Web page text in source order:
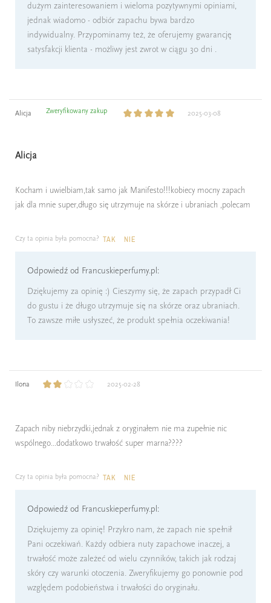
dużym zainteresowaniem i wieloma pozytywnymi opiniami,
jednak wiadomo - odbiór zapachu bywa bardzo
indywidualny. Przypominamy też, że oferujemy gwarancję
satysfakcji klienta - możliwy jest zwrot w ciągu 30 dni .
Alicja Zweryfikowany zakup 2025-03-08
Alicja
Kocham i uwielbiam,tak samo jak Manifesto!!!kobiecy mocny zapach
jak dla mnie super,długo się utrzymuje na skórze i ubraniach ,polecam
Czy ta opinia była pomocna? TAK NIE
Odpowiedź od Francuskieperfumy.pl:
Dziękujemy za opinię :) Cieszymy się, że zapach przypadł Ci
do gustu i że długo utrzymuje się na skórze oraz ubraniach.
To zawsze miłe usłyszeć, że produkt spełnia oczekiwania!
Ilona 2025-02-28
Zapach niby niebrzydki,jednak z oryginałem nie ma zupełnie nic
wspólnego...dodatkowo trwałość super marna????
Czy ta opinia była pomocna? TAK NIE
Odpowiedź od Francuskieperfumy.pl:
Dziękujemy za opinię! Przykro nam, że zapach nie spełnił
Pani oczekiwań. Każdy odbiera nuty zapachowe inaczej, a
trwałość może zależeć od wielu czynników, takich jak rodzaj
skóry czy warunki otoczenia. Zweryfikujemy go ponownie pod
względem podobieństwa i trwałości do oryginału.